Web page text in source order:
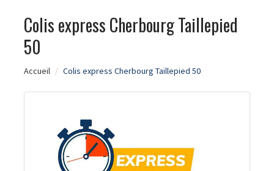
Colis express Cherbourg Taillepied
50
Accueil Colis express Cherbourg Taillepied 50